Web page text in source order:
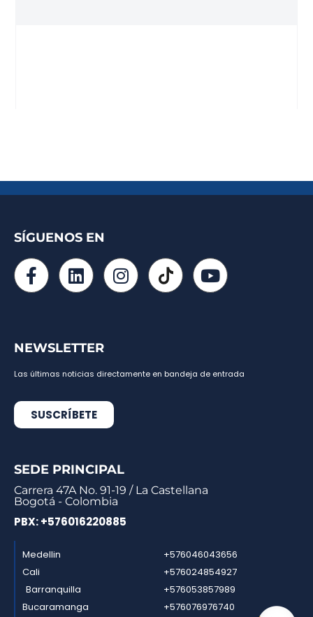
SÍGUENOS EN
NEWSLETTER
Las últimas noticias directamente en bandeja de entrada
SUSCRÍBETE
SEDE PRINCIPAL
Carrera 47A No. 91-19 / La Castellana
Bogotá - Colombia
PBX: +576016220885
Medellin
Cali
Barranquilla
Bucaramanga
+576046043656
+576024854927
+576053857989
+576076976740